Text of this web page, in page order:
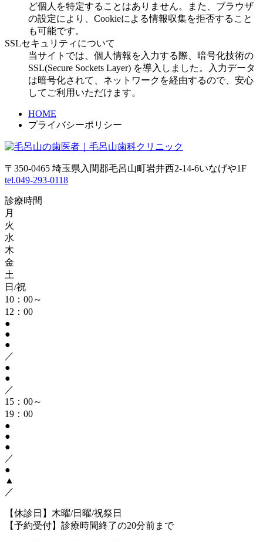
ど個人を特定することはありません。また、ブラウザ
の設定により、Cookieによる情報収集を拒否すること
も可能です。
SSLセキュリティについて
当サイトでは、個人情報を入力する際、暗号化技術の
SSL(Secure Sockets Layer) を導入しました。入力データ
は暗号化されて、ネットワークを経由するので、安心
してご利用いただけます。
HOME
プライバシーポリシー
〒350-0465 埼玉県入間郡毛呂山町岩井西2-14-6いなげや1F
tel.049-293-0118
診療時間
月
火
水
木
金
土
日/祝
10：00～
12：00
●
●
●
／
●
●
／
15：00～
19：00
●
●
●
／
●
▲
／
【休診日】木曜/日曜/祝祭日
【予約受付】診療時間終了の20分前まで